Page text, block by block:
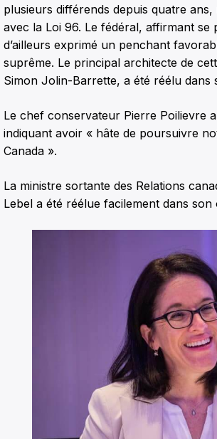
plusieurs différends depuis quatre
avec la Loi 96. Le fédéral, affirmant
d’ailleurs exprimé un penchant
suprême. Le principal architecte de
Simon Jolin-Barrette, a été réélu dans
Le chef conservateur Pierre Poilievre
indiquant avoir « hâte de poursuivre
Canada ».
La ministre sortante des Relations
Lebel a été réélue facilement dans